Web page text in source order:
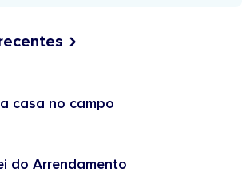
casa no campo
do Arrendamento